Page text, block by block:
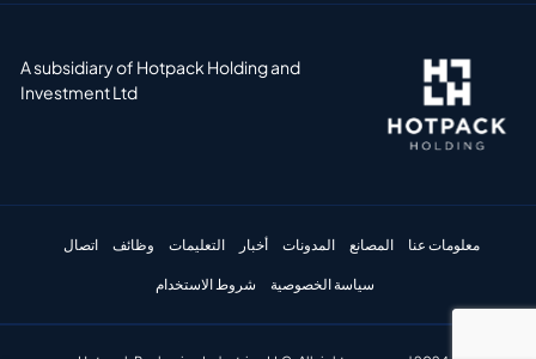
A subsidiary of Hotpack Holding and
Investment Ltd
معلومات عنا المصانع المدونات أخبار التعليمات وظائف اتصال
سياسة الخصوصية شروط الاستخدام